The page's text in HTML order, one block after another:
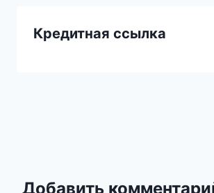
Кредитная ссылка
Добавить